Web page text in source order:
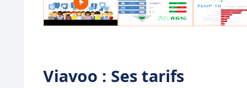
Viavoo : Ses tarifs